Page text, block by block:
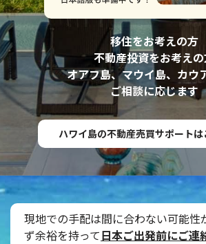
移住をお考えの方
不動産投資をお考え
オアフ島、マウイ島、カウ
ご相談に応じます
ハワイ島の不動産売買サポートは
現地での手配は間に合わない可能性
ず余裕を持って日本ご出発前にご連